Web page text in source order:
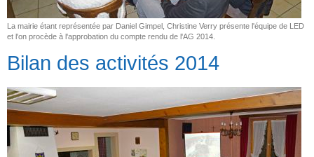
La mairie étant représentée par Daniel Gimpel, Christine Verry présente l'équipe de LED
et l'on procède à l'approbation du compte rendu de l'AG 2014.
Bilan des activités 2014